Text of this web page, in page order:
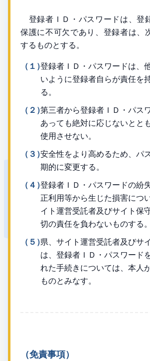
登録者ＩＤ・パスワードは、登
保護に不可欠であり、登録者は、
するものとする。
（１）登録者ＩＤ・パスワードは、
いように登録者自らが責任を
る。
（２）第三者から登録者ＩＤ・パス
あっても絶対に応じないとと
使用させない。
（３）安全性をより高めるため、パ
期的に変更する。
（４）登録者ＩＤ・パスワードの紛
正利用等から生じた損害につ
イト運営受託者及びサイト保
切の責任を負わないものする。
（５）県、サイト運営受託者及びサ
は、登録者ＩＤ・パスワード
れた手続きについては、本人
ものとみなす。
（免責事項）